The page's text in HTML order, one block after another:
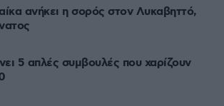
ανήκει η σορός στον Λυκαβηττό,
5 απλές συμβουλές που χαρίζουν